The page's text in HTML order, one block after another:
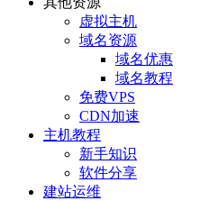
虚拟主机
域名资源
域名优惠
域名教程
免费VPS
CDN加速
主机教程
新手知识
软件分享
建站运维